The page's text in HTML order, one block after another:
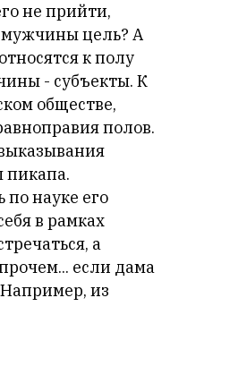
не прийти,
мужчины цель? А
к полу
- субъекты. К
обществе,
полов.
пикапа.
по науке его
в рамках
а
если дама
из